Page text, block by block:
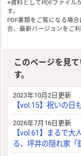
※資料としてPDFファイル
す。
PDF書類をご覧になる場
合、最新バージョンをご利
このページを見
す。
2023年10月2日更新
【vol.15】祝いの日
2026年7月16日更新
【vol.61】まるで大
る、坪井の隠れ家「